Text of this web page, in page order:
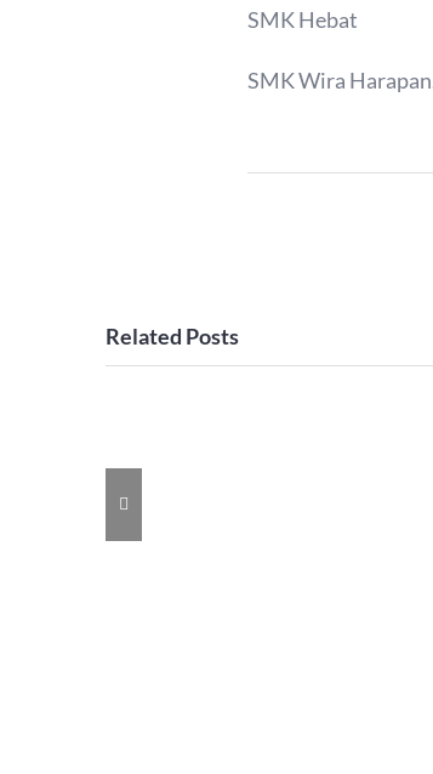
SMK Hebat
SMK Wira
Related Posts